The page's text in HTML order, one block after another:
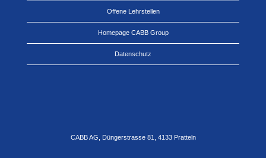
Offene Lehrstellen
Homepage CABB Group
Datenschutz
CABB AG, Düngerstrasse 81, 4133 Pratteln